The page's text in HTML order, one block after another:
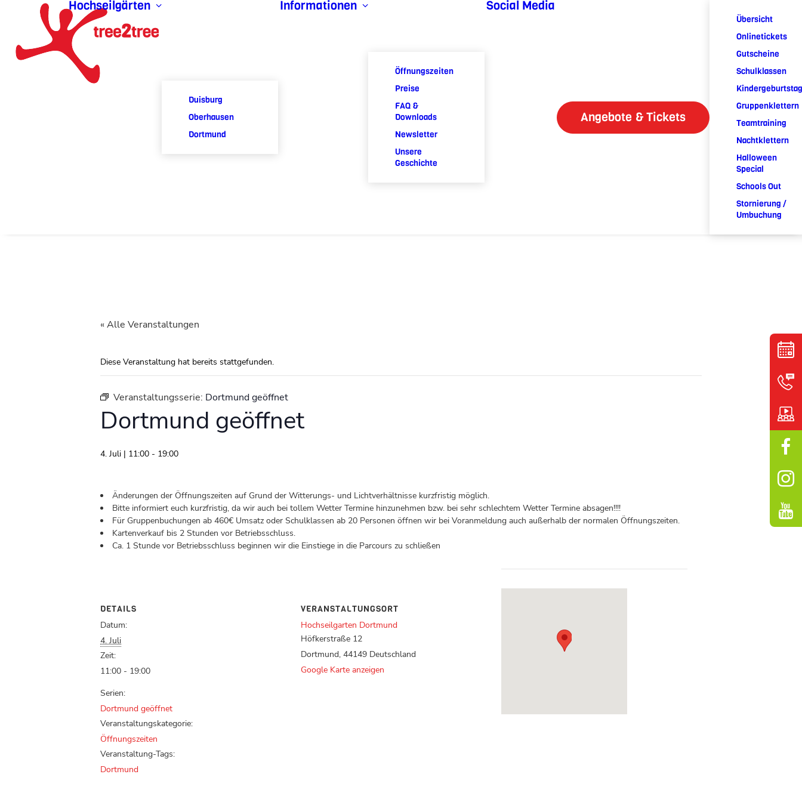
Hochseilgärten
Duisburg
Oberhausen
Dortmund
Informationen
Öffnungszeiten
Preise
FAQ &
Downloads
Newsletter
Unsere
Geschichte
Social Media
Angebote & Tickets
Übersicht
Onlinetickets
Gutscheine
Schulklassen
Kindergeburtstag
Gruppenklettern
Teamtraining
Nachtklettern
Halloween
Special
Schools Out
Stornierung /
Umbuchung
« Alle Veranstaltungen
Diese Veranstaltung hat bereits stattgefunden.
Veranstaltungsserie: Dortmund geöffnet
Dortmund geöffnet
4. Juli | 11:00 - 19:00
Änderungen der Öffnungszeiten auf Grund der Witterungs- und Lichtverhältnisse kurzfristig möglich.
Bitte informiert euch kurzfristig, da wir auch bei tollem Wetter Termine hinzunehmen bzw. bei sehr schlechtem Wetter Termine absagen!!!!
Für Gruppenbuchungen ab 460€ Umsatz oder Schulklassen ab 20 Personen öffnen wir bei Voranmeldung auch außerhalb der normalen Öffnungszeiten.
Kartenverkauf bis 2 Stunden vor Betriebsschluss.
Ca. 1 Stunde vor Betriebsschluss beginnen wir die Einstiege in die Parcours zu schließen
DETAILS
Datum:
4. Juli
Zeit:
11:00 - 19:00
Serien:
Dortmund geöffnet
Veranstaltungskategorie:
Öffnungszeiten
Veranstaltung-Tags:
Dortmund
VERANSTALTUNGSORT
Hochseilgarten Dortmund
Höfkerstraße 12
Dortmund, 44149 Deutschland
Google Karte anzeigen